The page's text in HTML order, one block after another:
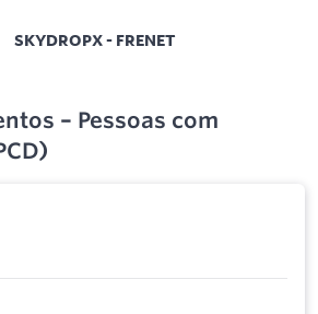
SKYDROPX - FRENET
– Pessoas com